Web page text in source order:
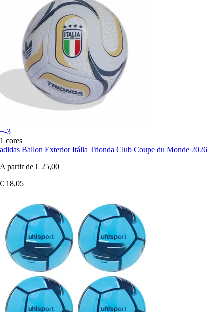
+-3
1 cores
adidas Ballon Exterior Itália Trionda Club Coupe du Monde 2026
A partir de € 25,00
€ 18,05